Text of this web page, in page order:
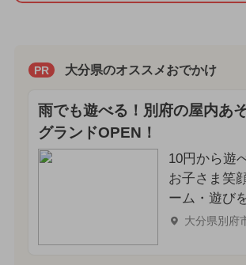
PR 大分県のオススメおでかけ
雨でも遊べる！別府の屋内あ
グランドOPEN！
10円から遊
お子さま笑
ーム・遊び
大分県別府